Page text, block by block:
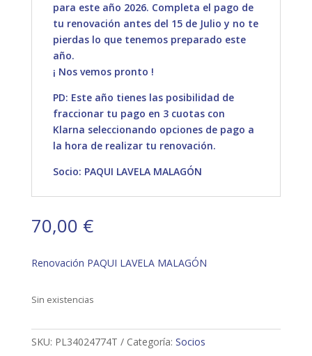
para este año 2026. Completa el pago de
tu renovación antes del 15 de Julio y no te
pierdas lo que tenemos preparado este
año.
¡ Nos vemos pronto !
PD: Este año tienes las posibilidad de
fraccionar tu pago en 3 cuotas con
Klarna seleccionando opciones de pago a
la hora de realizar tu renovación.
Socio: PAQUI LAVELA MALAGÓN
70,00 €
Renovación PAQUI LAVELA MALAGÓN
Sin existencias
SKU: PL34024774T Categoría: Socios